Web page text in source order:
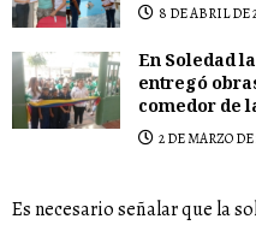
8 DE ABRIL DE
En Soledad
entregó
comedor de
2 DE MARZO DE
Es necesario señalar que la